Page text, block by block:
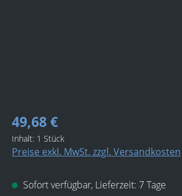
49,68 €
Inhalt: 1 Stück
Preise exkl. MwSt. zzgl. Versandkosten
Sofort verfügbar, Lieferzeit: 7 Tage